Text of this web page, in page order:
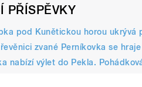
PŘÍSPĚVKY
pod Kunětickou horou ukrývá
zvané Perníkovka se
nabízí výlet do Pekla.